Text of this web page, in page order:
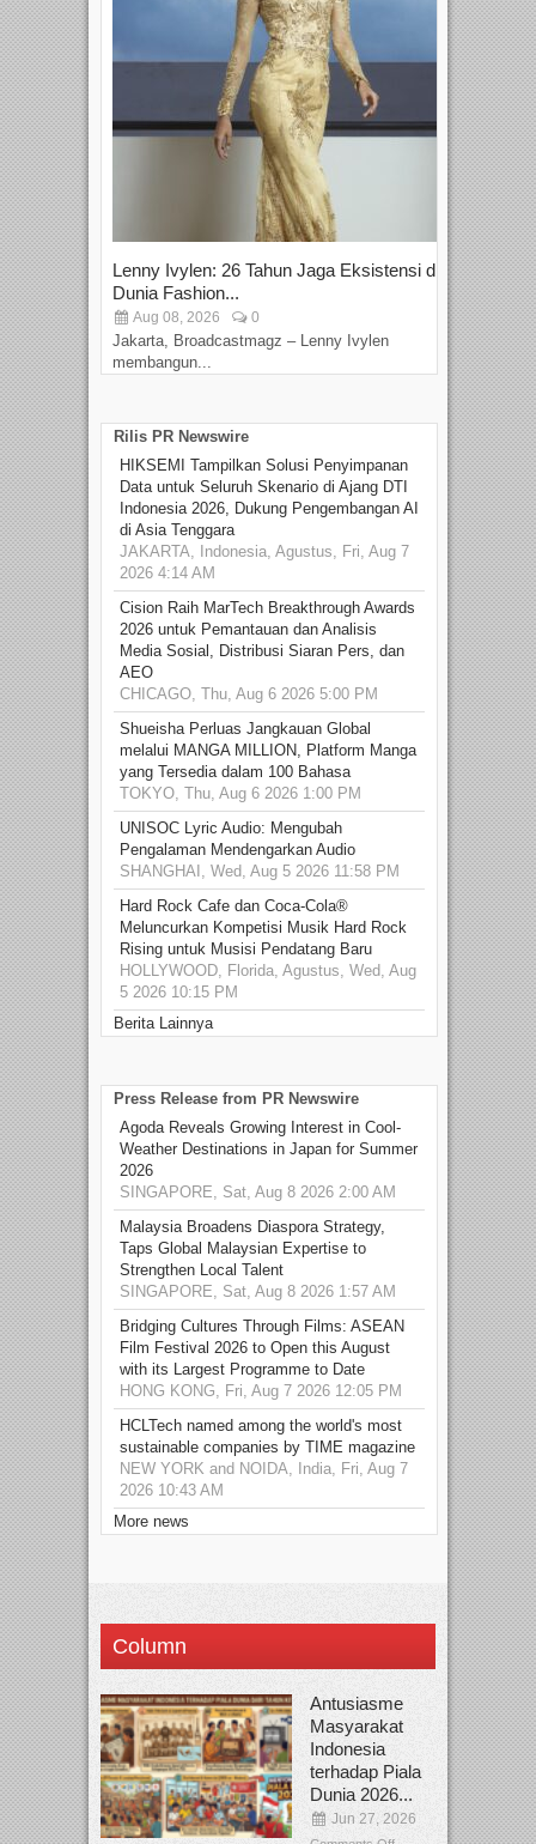
Lenny Ivylen: 26 Tahun Jaga Eksistensi di
Dunia Fashion...
Aug 08, 2026 0
Jakarta, Broadcastmagz – Lenny Ivylen
membangun...
Rilis PR Newswire
HIKSEMI Tampilkan Solusi Penyimpanan
Data untuk Seluruh Skenario di Ajang DTI
Indonesia 2026, Dukung Pengembangan AI
di Asia Tenggara
JAKARTA, Indonesia, Agustus, Fri, Aug 7
2026 4:14 AM
Cision Raih MarTech Breakthrough Awards
2026 untuk Pemantauan dan Analisis
Media Sosial, Distribusi Siaran Pers, dan
AEO
CHICAGO, Thu, Aug 6 2026 5:00 PM
Shueisha Perluas Jangkauan Global
melalui MANGA MILLION, Platform Manga
yang Tersedia dalam 100 Bahasa
TOKYO, Thu, Aug 6 2026 1:00 PM
UNISOC Lyric Audio: Mengubah
Pengalaman Mendengarkan Audio
SHANGHAI, Wed, Aug 5 2026 11:58 PM
Hard Rock Cafe dan Coca-Cola®
Meluncurkan Kompetisi Musik Hard Rock
Rising untuk Musisi Pendatang Baru
HOLLYWOOD, Florida, Agustus, Wed, Aug
5 2026 10:15 PM
Berita Lainnya
Press Release from PR Newswire
Agoda Reveals Growing Interest in Cool-
Weather Destinations in Japan for Summer
2026
SINGAPORE, Sat, Aug 8 2026 2:00 AM
Malaysia Broadens Diaspora Strategy,
Taps Global Malaysian Expertise to
Strengthen Local Talent
SINGAPORE, Sat, Aug 8 2026 1:57 AM
Bridging Cultures Through Films: ASEAN
Film Festival 2026 to Open this August
with its Largest Programme to Date
HONG KONG, Fri, Aug 7 2026 12:05 PM
HCLTech named among the world's most
sustainable companies by TIME magazine
NEW YORK and NOIDA, India, Fri, Aug 7
2026 10:43 AM
More news
Column
Antusiasme
Masyarakat
Indonesia
terhadap Piala
Dunia 2026...
Jun 27, 2026